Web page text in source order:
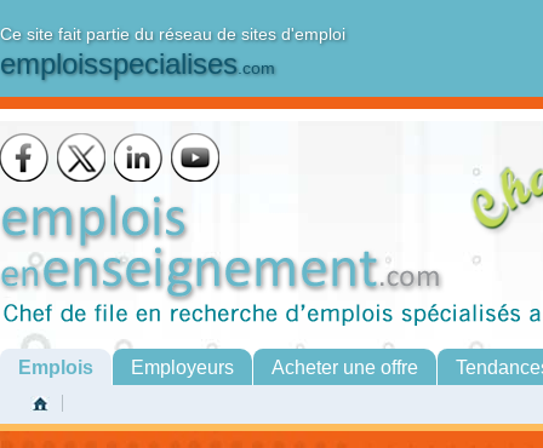
Ce site fait partie du réseau de sites d'emploi
emploisspecialises.com
Emplois Employeurs Acheter une offre